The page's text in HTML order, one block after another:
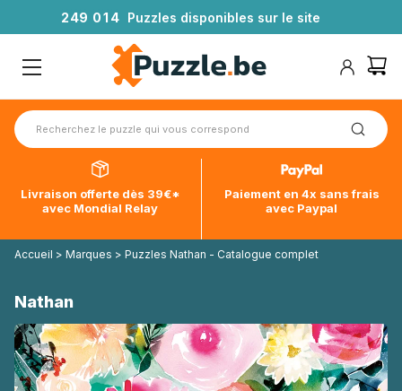
249 01 4 Puzzles disponibles sur le site
Livraison offerte dès 39€*
avec Mondial Relay
Paiement en 4x sans frais
avec Paypal
Accueil > Marques > Puzzles Nathan - Catalogue complet
Nathan